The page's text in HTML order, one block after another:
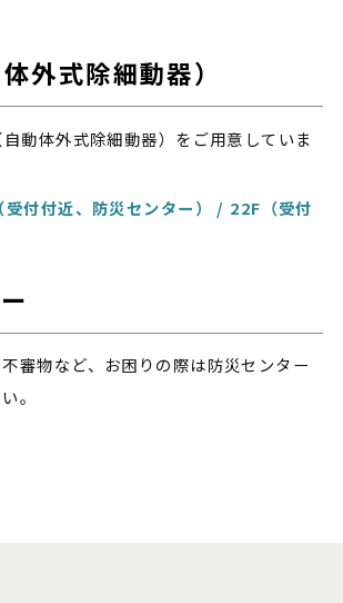
外式除細動器）
動体外式除細動器）をご用意していま
付付近、防災センター） / 22F（受付
審物など、お困りの際は防災センター
。